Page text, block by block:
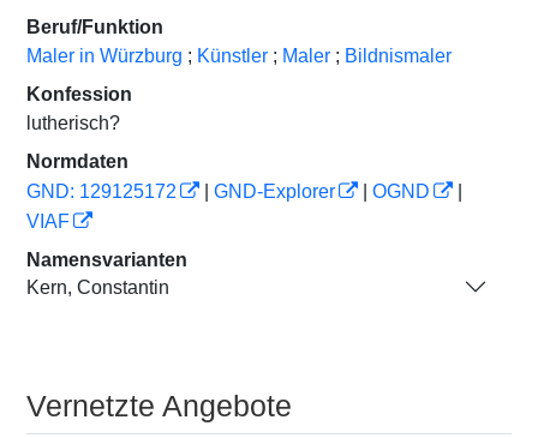
Beruf/Funktion
Maler in Würzburg ; Künstler ; Maler ; Bildnismaler
Konfession
lutherisch?
Normdaten
GND: 129125172
GND-Explorer OGND
VIAF
Namensvarianten
Kern, Constantin
Vernetzte Angebote